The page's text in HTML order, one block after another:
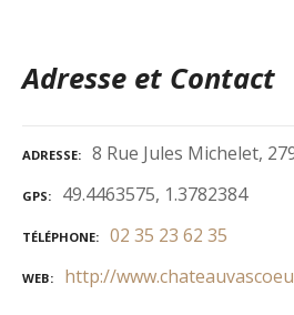
Adresse et Contact
ADRESSE 8 Rue Jules Michelet,
GPS 49.4463575, 1.3782384
TÉLÉPHONE 02 35 23 62 35
WEB http://